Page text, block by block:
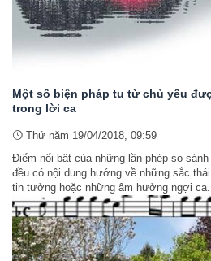
Một số biện pháp tu từ chủ yếu
trong lời ca
Thứ năm 19/04/2018, 09:59
Điểm nổi bật của những lần phép so
đều có nội dung hướng về những sắc
tin tưởng hoặc những âm hưởng ngợi ca.